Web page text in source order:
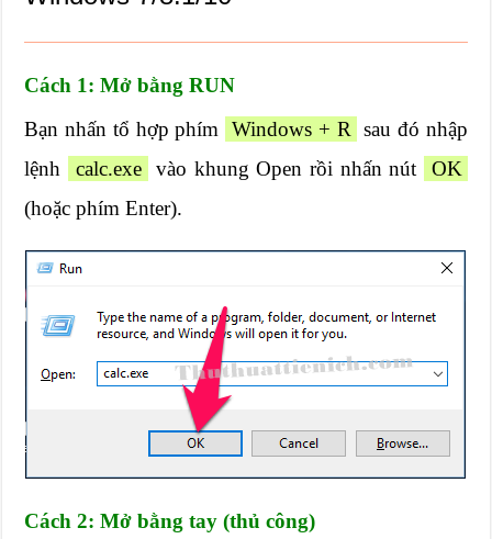
Cách 1: Mở bằng RUN
Bạn nhấn tổ hợp phím
Windows + R
sau đó nhập
lệnh
calc.exe vào khung Open rồi nhấn nút
OK
(hoặc phím Enter).
Cách 2: Mở bằng tay (thủ công)